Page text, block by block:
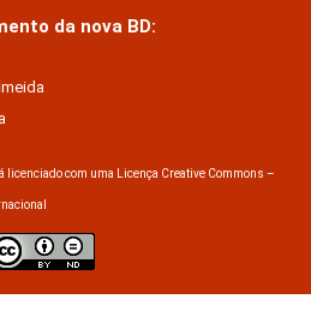
da nova BD:
com uma Licença Creative Commons –